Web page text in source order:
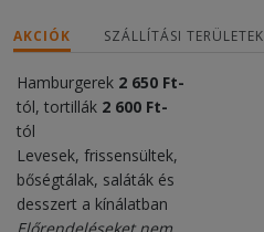
AKCIÓK SZÁLLÍTÁSI TERÜLETEK
Hamburgerek 2 650 Ft-
tól, tortillák 2 600 Ft-
tól
Levesek, frissensültek,
bőségtálak, saláták és
desszert a kínálatban